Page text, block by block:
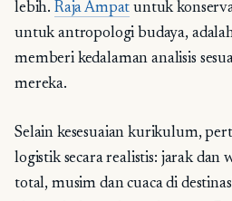
lebih. Raja Ampat untuk
untuk antropologi budaya,
memberi kedalaman analisis
mereka.
Selain kesesuaian kurikulum,
logistik secara realistis: jarak dan
total, musim dan cuaca di